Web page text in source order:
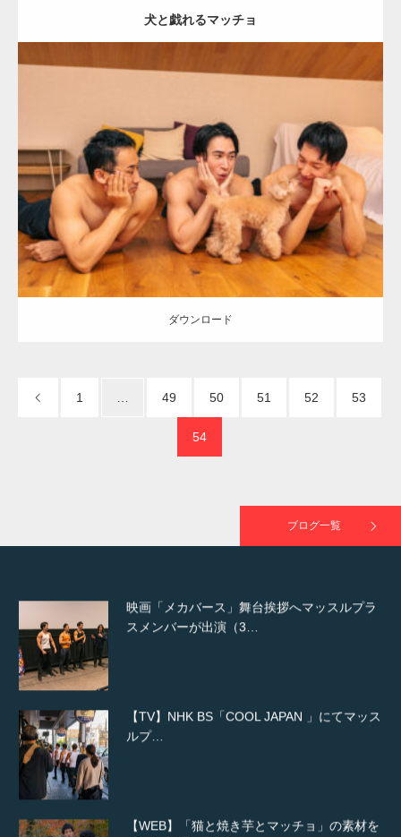
犬と戯れるマッチョ
Update: 2026.05.9
Category:ワンちゃん(犬)とマッチョ オレンジの人 SOSUKE 外資系
筋肉 AKIHITO(細マッチョ) 大胸筋
ダウンロード
ダウンロード
1 … 49 50 51 52 53
54
ブログ一覧
【YouTube】マッチョフリー素材メンバーが
【TV】TBS番組「ひるおび」にてマッスルプ
ラスが紹介されま…
TOKYO FMラジオ番組「ONE MORNING」
で紹介さ…
た（6/8放送）
スメンバーが出演（3…
ルプ…
「ねとらぼ」さんに…